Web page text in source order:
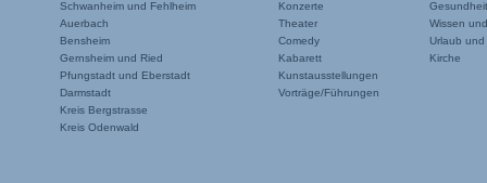
Schwanheim und Fehlheim
Auerbach
Bensheim
Gernsheim und Ried
Pfungstadt und Eberstadt
Darmstadt
Kreis Bergstrasse
Kreis Odenwald
Konzerte
Theater
Comedy
Kabarett
Kunstausstellungen
Vorträge/Führungen
Wissen
Urlaub und
Kirche